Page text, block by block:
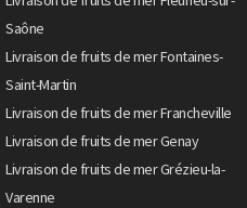
Saône
Livraison de fruits de mer Fontaines-
Saint-Martin
Livraison de fruits de mer Francheville
Livraison de fruits de mer Genay
Livraison de fruits de mer Grézieu-la-
Varenne